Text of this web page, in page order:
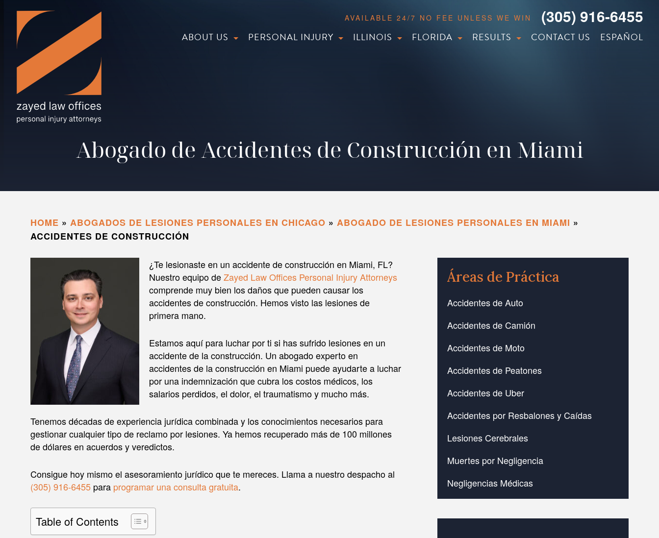
AVAILABLE 24/7 NO FEE UNLESS WE WIN (305) 916-6455
ABOUT US PERSONAL INJURY ILLINOIS FLORIDA RESULTS CONTACT US ESPAÑOL
Abogado de Accidentes de Construcción en Miami
HOME » ABOGADOS DE LESIONES PERSONALES EN CHICAGO » ABOGADO DE LESIONES PERSONALES EN MIAMI »
ACCIDENTES DE CONSTRUCCIÓN
¿Te lesionaste en un accidente de construcción en Miami, FL?
Nuestro equipo deZayed Law Offices Personal Injury Attorneys
comprende muy bien los daños que pueden causar los
accidentes de construcción. Hemos visto las lesiones de
primera mano.
Estamos aquí para luchar por ti si has sufrido lesiones en un
accidente de la construcción. Un abogado experto en
accidentes de la construcción en Miami puede ayudarte a luchar
por una indemnización que cubra los costos médicos, los
salarios perdidos, el dolor, el traumatismo y mucho más.
Tenemos décadas de experiencia jurídica combinada y los conocimientos necesarios para
gestionar cualquier tipo de reclamo por lesiones. Ya hemos recuperado más de 100 millones
de dólares en acuerdos y veredictos.
Consigue hoy mismo el asesoramiento jurídico que te mereces. Llama a nuestro despacho al
(305) 916-6455 para programar una consulta gratuita.
Table of Contents
Áreas de Práctica
Accidentes de Auto
Accidentes de Camión
Accidentes de Moto
Accidentes de Peatones
Accidentes de Uber
Accidentes por Resbalones y Caídas
Lesiones Cerebrales
Muertes por Negligencia
Negligencias Médicas